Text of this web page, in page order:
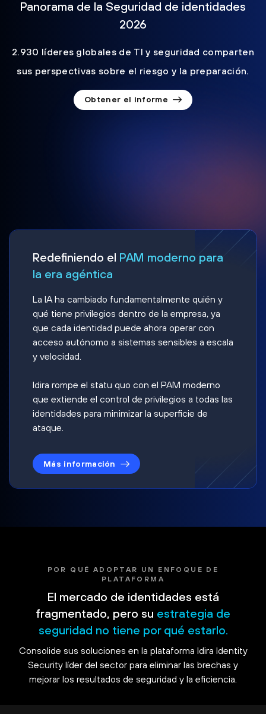
Panorama de la Seguridad de identidades
2026
2.930 líderes globales de TI y seguridad comparten
sus perspectivas sobre el riesgo y la preparación.
Obtener el informe
Redefiniendo el PAM moderno para
la era agéntica
La IA ha cambiado fundamentalmente quién y
qué tiene privilegios dentro de la empresa, ya
que cada identidad puede ahora operar con
acceso autónomo a sistemas sensibles a escala
y velocidad.
Idira rompe el statu quo con el PAM moderno
que extiende el control de privilegios a todas las
identidades para minimizar la superficie de
ataque.
Más información
POR QUÉ ADOPTAR UN ENFOQUE DE
PLATAFORMA
El mercado de identidades está
fragmentado, pero su estrategia de
seguridad no tiene por qué estarlo.
Consolide sus soluciones en la plataforma Idira Identity
Security líder del sector para eliminar las brechas y
mejorar los resultados de seguridad y la eficiencia.